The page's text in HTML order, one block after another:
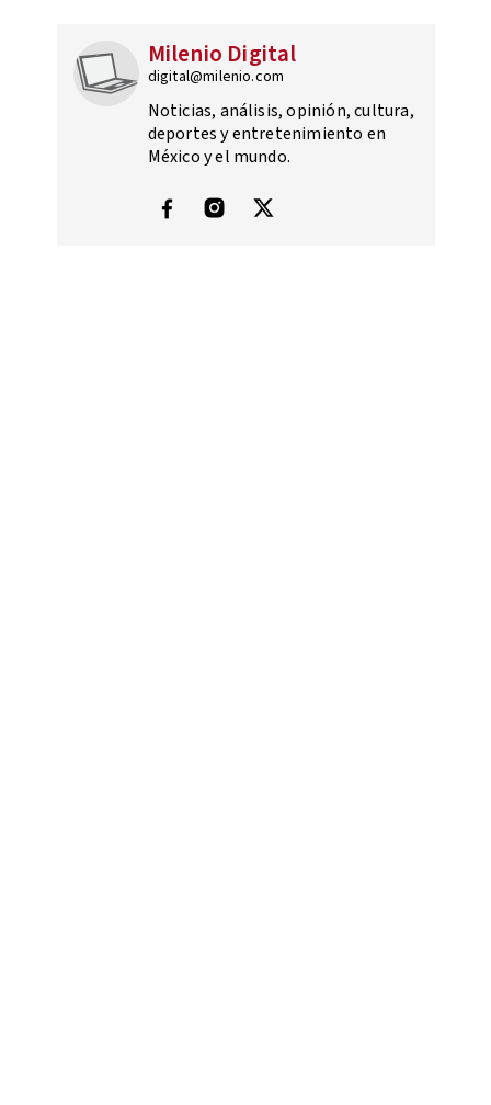
Milenio Digital
digital@milenio.com
Noticias, análisis, opinión, cultura,
deportes y entretenimiento en
México y el mundo.